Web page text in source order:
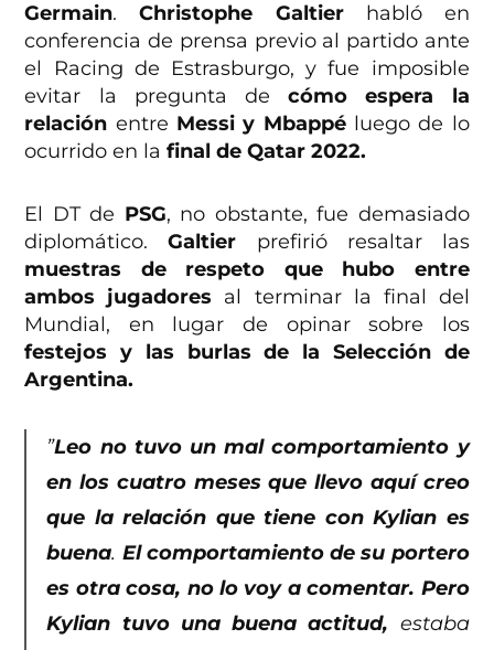
Germain.Christophe Galtierhabló en
conferencia de prensa previo al partido ante
el Racing de Estrasburgo, y fue imposible
evitar la pregunta decómo espera la
relación entre Messi y Mbappéluego de lo
ocurrido en la final de Qatar 2022.
El DT de PSG, no obstante, fue demasiado
diplomático.Galtier prefirió resaltar las
muestras de respeto que hubo entre
ambos jugadores al terminar la final del
Mundial, en lugar de opinar sobre los
festejos y las burlas de la Selección de
Argentina.
”Leo no tuvo un mal comportamiento y
en los cuatro meses que llevo aquí creo
que la relación que tiene con Kylian es
buena. El comportamiento de su portero
es otra cosa, no lo voy a comentar. Pero
Kylian tuvo una buena actitud, estaba